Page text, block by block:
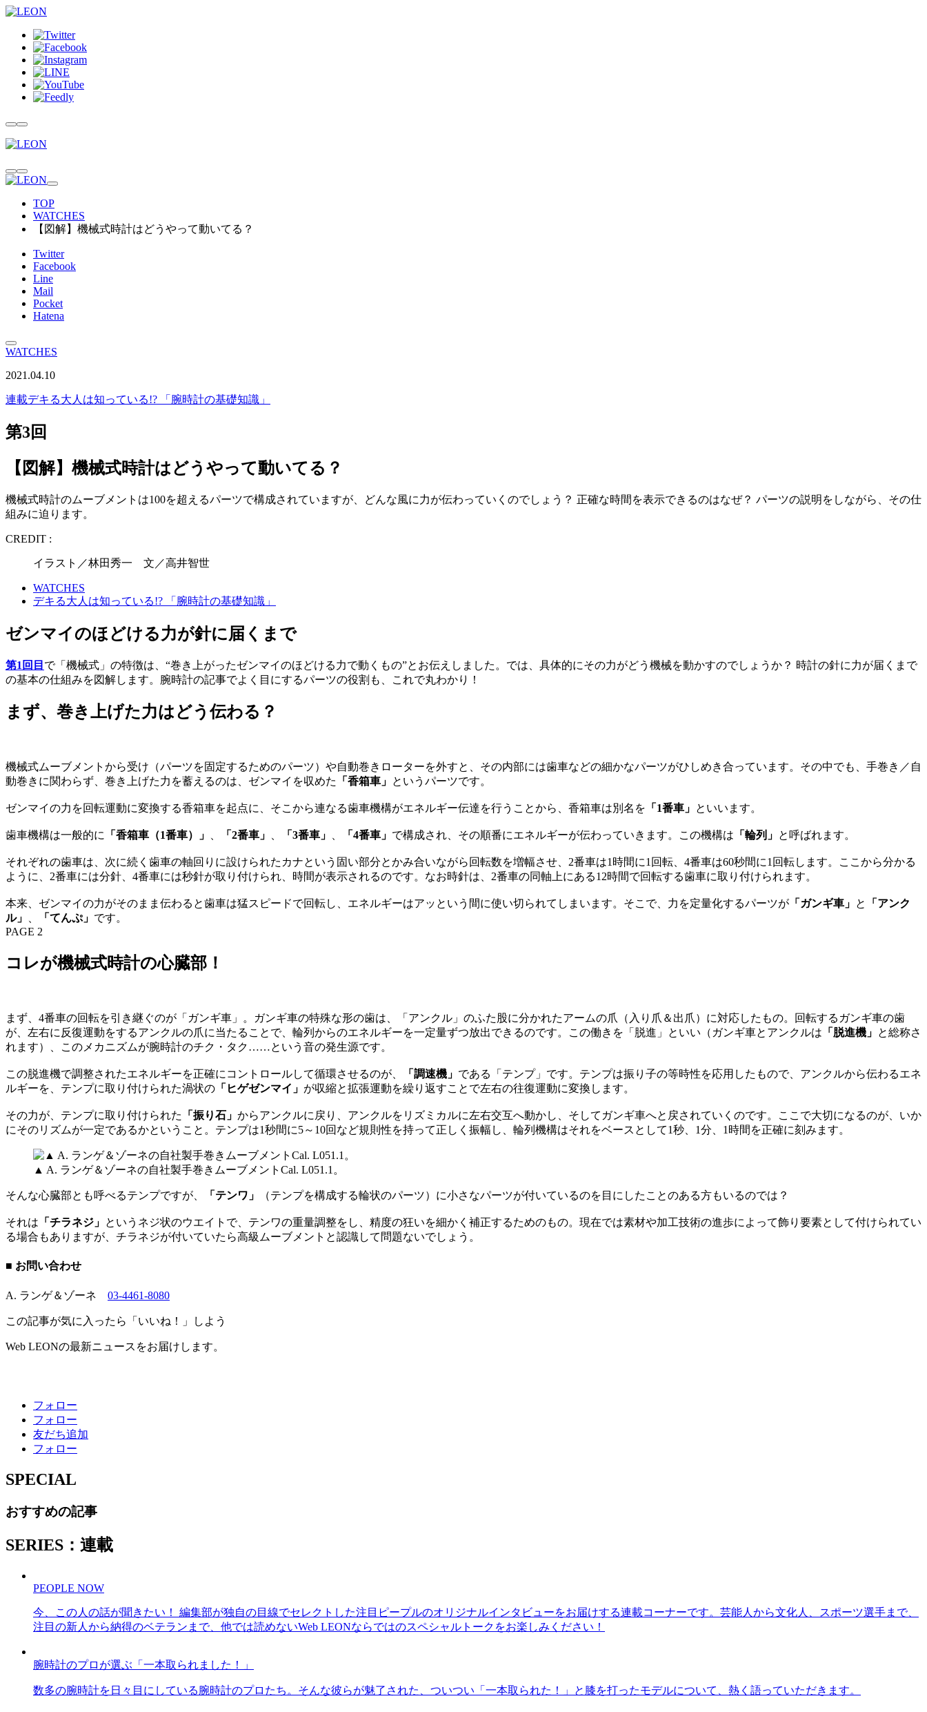
TOP
WATCHES
【図解】機械式時計はどうやって動いてる？
Twitter
Facebook
Line
Mail
Pocket
Hatena
WATCHES
2021.04.10
連載デキる大人は知っている!? 「腕時計の基礎知識」
第3回
【図解】機械式時計はどうやって動いてる？
機械式時計のムーブメントは100を超えるパーツで構成されていますが、どんな風に力が伝わっていくのでしょう？ 正確な時間を表示できるのはなぜ？ パーツの説明をしながら、その仕
組みに迫ります。
CREDIT :
イラスト／林田秀一 文／高井智世
WATCHES
デキる大人は知っている!? 「腕時計の基礎知識」
ゼンマイのほどける力が針に届くまで
第1回目 で「機械式」の特徴は、“巻き上がったゼンマイのほどける力で動くもの”とお伝えしました。では、具体的にその力がどう機械を動かすのでしょうか？ 時計の針に力が届くまで
の基本の仕組みを図解します。腕時計の記事でよく目にするパーツの役割も、これで丸わかり！
まず、巻き上げた力はどう伝わる？
機械式ムーブメントから受け（パーツを固定するためのパーツ）や自動巻きローターを外すと、その内部には歯車などの細かなパーツがひしめき合っています。その中でも、手巻き／自
動巻きに関わらず、巻き上げた力を蓄えるのは、ゼンマイを収めた
「香箱車」 というパーツです。
ゼンマイの力を回転運動に変換する香箱車を起点に、そこから連なる歯車機構がエネルギー伝達を行うことから、香箱車は別名を 「1番車」 といいます。
歯車機構は一般的に 「香箱車（1番車）」 「2番車」 「3番車」 「4番車」 で構成され、その順番にエネルギーが伝わっていきます。この機構は 「輪列」 と呼ばれます。
それぞれの歯車は、次に続く歯車の軸回りに設けられたカナという固い部分とかみ合いながら回転数を増幅させ、2番車は1時間に1回転、4番車は60秒間に1回転します。ここから分かる
ように、2番車には分針、4番車には秒針が取り付けられ、時間が表示されるのです。なお時針は、2番車の同軸上にある12時間で回転する歯車に取り付けられます。
本来、ゼンマイの力がそのまま伝わると歯車は猛スピードで回転し、エネルギーはアッという間に使い切られてしまいます。そこで、力を定量化するパーツが 「ガンギ車」 と
「アンク
ル」
「てんぷ」 です。
PAGE 2
コレが機械式時計の心臓部！
まず、4番車の回転を引き継ぐのが「ガンギ車」。ガンギ車の特殊な形の歯は、「アンクル」のふた股に分かれたアームの爪（入り爪＆出爪）に対応したもの。回転するガンギ車の歯
が、左右に反復運動をするアンクルの爪に当たることで、輪列からのエネルギーを一定量ずつ放出できるのです。この働きを「脱進」といい（ガンギ車とアンクルは 「脱進機」 と総称さ
れます）、このメカニズムが腕時計のチク・タク……という音の発生源です。
この脱進機で調整されたエネルギーを正確にコントロールして循環させるのが、 「調速機」 である「テンプ」です。テンプは振り子の等時性を応用したもので、アンクルから伝わるエネ
ルギーを、テンプに取り付けられた渦状の 「ヒゲゼンマイ」 が収縮と拡張運動を繰り返すことで左右の往復運動に変換します。
その力が、テンプに取り付けられた 「振り石」 からアンクルに戻り、アンクルをリズミカルに左右交互へ動かし、そしてガンギ車へと戻されていくのです。ここで大切になるのが、いか
にそのリズムが一定であるかということ。テンプは1秒間に5～10回など規則性を持って正しく振幅し、輪列機構はそれをベースとして1秒、1分、1時間を正確に刻みます。
▲ A. ランゲ＆ゾーネの自社製手巻きムーブメントCal. L051.1。
そんな心臓部とも呼べるテンプですが、 「テンワ」 （テンプを構成する輪状のパーツ）に小さなパーツが付いているのを目にしたことのある方もいるのでは？
それは 「チラネジ」 というネジ状のウエイトで、テンワの重量調整をし、精度の狂いを細かく補正するためのもの。現在では素材や加工技術の進歩によって飾り要素として付けられてい
る場合もありますが、チラネジが付いていたら高級ムーブメントと認識して問題ないでしょう。
■ お問い合わせ
A. ランゲ＆ゾーネ 03-4461-8080
この記事が気に入ったら「いいね！」しよう
Web LEONの最新ニュースをお届けします。
フォロー
フォロー
友だち追加
フォロー
SPECIAL
おすすめの記事
SERIES：連載
PEOPLE NOW
今、この人の話が聞きたい！ 編集部が独自の目線でセレクトした注目ピープルのオリジナルインタビューをお届けする連載コーナーです。芸能人から文化人、スポーツ選手まで、
注目の新人から納得のベテランまで、他では読めないWeb LEONならではのスペシャルトークをお楽しみください！
腕時計のプロが選ぶ「一本取られました！」
数多の腕時計を日々目にしている腕時計のプロたち。そんな彼らが魅了された、ついつい「一本取られた！」と膝を打ったモデルについて、熱く語っていただきます。